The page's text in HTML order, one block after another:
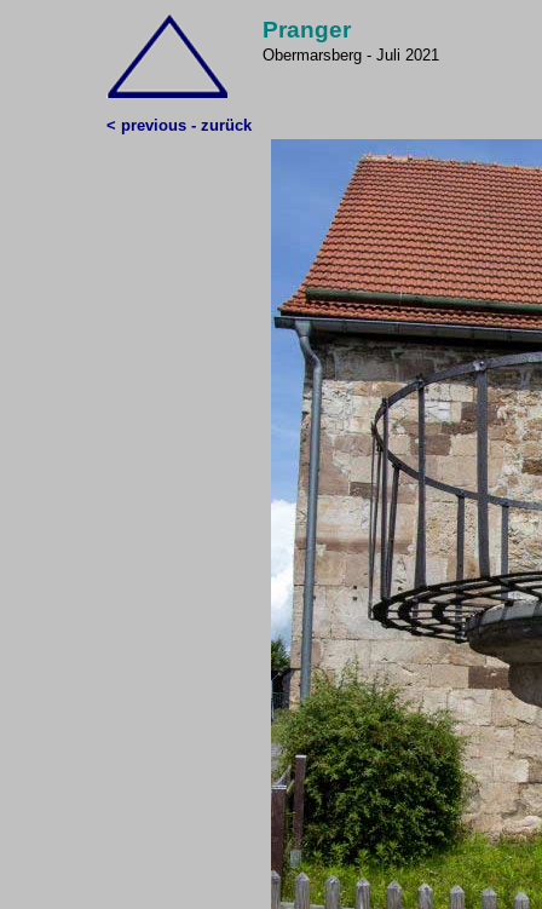
Pranger
Obermarsberg - Juli 2021
< previous - zurück